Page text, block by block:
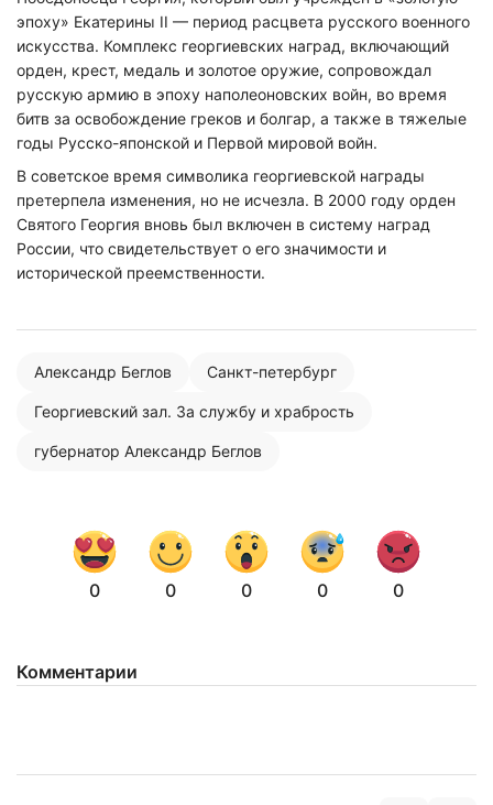
эпоху» Екатерины II — период расцвета русского военного
искусства. Комплекс георгиевских наград, включающий
орден, крест, медаль и золотое оружие, сопровождал
русскую армию в эпоху наполеоновских войн, во время
битв за освобождение греков и болгар, а также в тяжелые
годы Русско-японской и Первой мировой войн.
В советское время символика георгиевской награды
претерпела изменения, но не исчезла. В 2000 году орден
Святого Георгия вновь был включен в систему наград
России, что свидетельствует о его значимости и
исторической преемственности.
Александр Беглов Санкт-петербург
Георгиевский зал. За службу и храбрость
губернатор Александр Беглов
0 0 0 0 0
Комментарии
Нажимая на кнопку "Отправить" вы